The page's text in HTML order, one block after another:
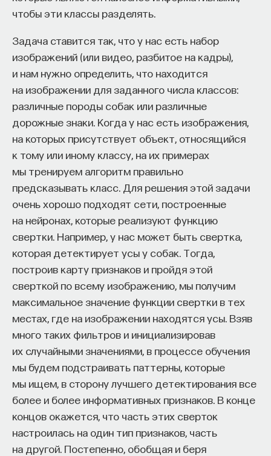
чтобы эти классы разделять.
Задача ставится так, что у нас есть набор
изображений (или видео, разбитое на кадры),
и нам нужно определить, что находится
на изображении для заданного числа классов:
различные породы собак или различные
дорожные знаки. Когда у нас есть изображения,
на которых присутствует объект, относящийся
к тому или иному классу, на их примерах
мы тренируем алгоритм правильно
предсказывать класс. Для решения этой задачи
очень хорошо подходят сети, построенные
на нейронах, которые реализуют функцию
свертки. Например, у нас может быть свертка,
которая детектирует усы у собак. Тогда,
построив карту признаков и пройдя этой
сверткой по всему изображению, мы получим
максимальное значение функции свертки в тех
местах, где на изображении находятся усы. Взяв
много таких фильтров и инициализировав
их случайными значениями, в процессе обучения
мы будем подстраивать паттерны, которые
мы ищем, в сторону лучшего детектирования все
более и более информативных признаков. В конце
концов окажется, что часть этих сверток
настроилась на один тип признаков, часть
на другой. Постепенно, обобщая и беря
на основополагающие вопросы человечества: что
значит мыслить и что представляет собой наше
сознание? Реальна ли реальность и откуда
мы знаем то, что знаем? Существует ли в мире
свобода?
— Переосмыслите границы доверия
собственному знанию.
Автор курса:Диана Гаспарян— кандидат
философских наук, профессор Школы философии
и культурологии факультета гуманитарных наук
НИУ ВШЭ.
3/30/2022
НАПИСАТЬ НАМ
НАД МАТЕРИАЛОМ РАБОТАЛИ
команда ПостНауки
237 публикаций
с полупроводниковой электроникой? Почему
физики из разных областей пытаются придумать
что-то новое? Есть два предела, которые
полупроводниковая электроника уже достигла.
Во-первых, это фактически невозможность
дальнейшего уменьшения элементов, то есть
увеличения интеграции этих полупроводниковых
структур, которые, как каждый из нас по крайней
мере знает, присутствуют в каждом компьютере,
телевизоре и так далее. Во-вторых, это очень
значительное тепловыделение, происходящее
в этих элементах. Собственно, эти две проблемы
связаны отчасти потому, что нельзя далее
уменьшать элементы, так как они уже друг друга
сильно греют. А кроме того, дальнейшее
уменьшение полупроводниковой электроники
приводит к тому, что наряду с теми
классическими явлениями, на которых она
основана, появляются уже квантовые эффекты,
и они мешают тому обычному функционированию.
До какого-то времени казалось, что нет проблем,
какая разница, что там потребляет наш телевизор
или компьютер. Например, еще одно, чем мы все
пользуемся, — это дата-центры. Каждая большая